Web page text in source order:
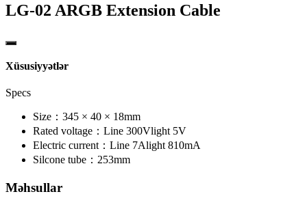
LG-02 ARGB Extension Cable
Xüsusiyyətlər
Specs
Size： 345 × 40 × 18mm
Rated voltage： Line 300Vlight 5V
Electric current： Line 7Alight 810mA
Silcone tube： 253mm
Məhsullar